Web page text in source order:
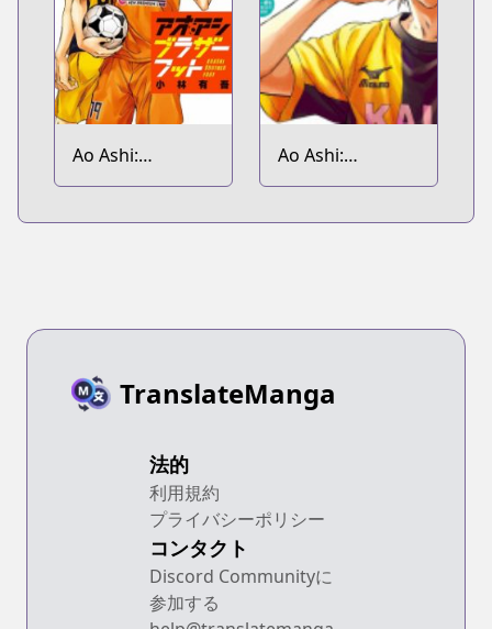
Ao Ashi:
Brotherfoot
Ao Ashi:
Midnight Dinner
TranslateManga
法的
利用規約
プライバシーポリシー
コンタクト
Discord Communityに
参加する